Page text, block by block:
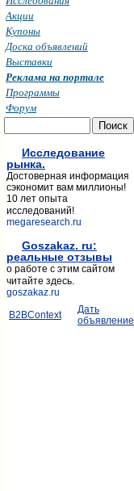
Акции
Купоны
Доска объявлений
Выставки
Реклама на портале
Программы
Форум
Исследование
рынка.
Достоверная информация
сэкономит вам миллионы!
10 лет опыта
исследований!
megaresearch.ru
Goszakaz. ru:
реальные отзывы
о работе с этим сайтом
читайте здесь.
goszakaz.ru
B2BContext
Дать
объявление